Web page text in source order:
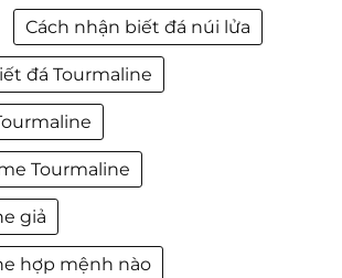
Cách nhận biết đá núi lửa
đá Tourmaline
Tourmaline
giả
hợp mệnh nào